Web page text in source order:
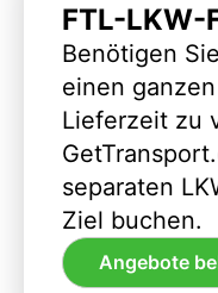
FTL-LKW-
Benötigen
einen
Lieferzeit zu
separaten
Ziel buchen.
Angebote